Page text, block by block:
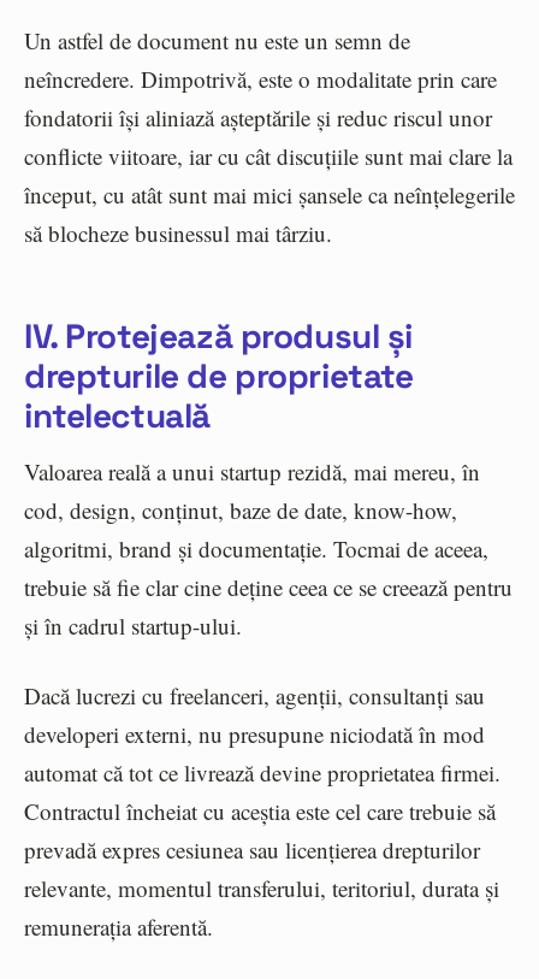
Un astfel de document nu este un semn de
neîncredere. Dimpotrivă, este o modalitate prin care
fondatorii își aliniază așteptările și reduc riscul unor
conflicte viitoare, iar cu cât discuțiile sunt mai clare la
început, cu atât sunt mai mici șansele ca neînțelegerile
să blocheze businessul mai târziu.
IV. Protejează produsul și
drepturile de proprietate
intelectuală
Valoarea reală a unui startup rezidă, mai mereu, în
cod, design, conținut, baze de date, know-how,
algoritmi, brand și documentație. Tocmai de aceea,
trebuie să fie clar cine deține ceea ce se creează pentru
și în cadrul startup-ului.
Dacă lucrezi cu freelanceri, agenții, consultanți sau
developeri externi, nu presupune niciodată în mod
automat că tot ce livrează devine proprietatea firmei.
Contractul încheiat cu aceștia este cel care trebuie să
prevadă expres cesiunea sau licențierea drepturilor
relevante, momentul transferului, teritoriul, durata și
remunerația aferentă.